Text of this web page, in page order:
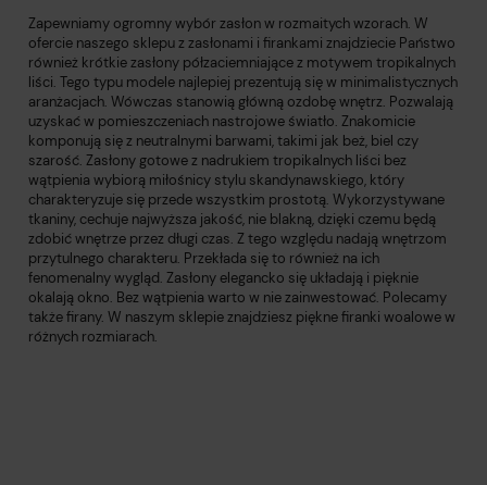
Zapewniamy ogromny wybór zasłon w rozmaitych wzorach. W
ofercie naszego sklepu z zasłonami i firankami znajdziecie Państwo
również krótkie zasłony półzaciemniające z motywem tropikalnych
liści. Tego typu modele najlepiej prezentują się w minimalistycznych
aranżacjach. Wówczas stanowią główną ozdobę wnętrz. Pozwalają
uzyskać w pomieszczeniach nastrojowe światło. Znakomicie
komponują się z neutralnymi barwami, takimi jak beż, biel czy
szarość. Zasłony gotowe z nadrukiem tropikalnych liści bez
wątpienia wybiorą miłośnicy stylu skandynawskiego, który
charakteryzuje się przede wszystkim prostotą. Wykorzystywane
tkaniny, cechuje najwyższa jakość, nie blakną, dzięki czemu będą
zdobić wnętrze przez długi czas. Z tego względu nadają wnętrzom
przytulnego charakteru. Przekłada się to również na ich
fenomenalny wygląd. Zasłony elegancko się układają i pięknie
okalają okno. Bez wątpienia warto w nie zainwestować. Polecamy
także firany. W naszym sklepie znajdziesz piękne firanki woalowe w
różnych rozmiarach.